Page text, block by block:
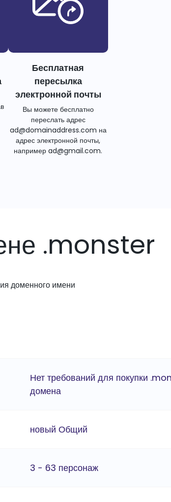
Бесплатная
пересылка
электронной почты
Вы можете бесплатно
переслать адрес
ad@domainaddress.com на
адрес электронной почты,
например ad@gmail.com.
.monster
доменного имени
Нет требований для покупки
домена
новый Общий
3 - 63 персонаж